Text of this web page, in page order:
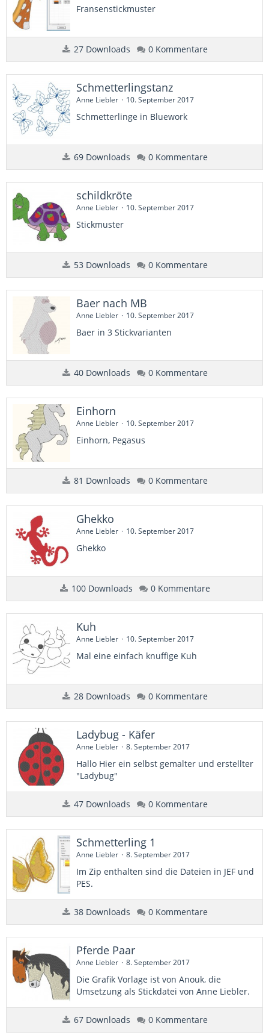
Fransenstickmuster
27 Downloads 0 Kommentare
Schmetterlingstanz
Anne Liebler 10. September 2017
Schmetterlinge in Bluework
69 Downloads 0 Kommentare
schildkröte
Anne Liebler 10. September 2017
Stickmuster
53 Downloads 0 Kommentare
Baer nach MB
Anne Liebler 10. September 2017
Baer in 3 Stickvarianten
40 Downloads 0 Kommentare
Einhorn
Anne Liebler 10. September 2017
Einhorn, Pegasus
81 Downloads 0 Kommentare
Ghekko
Anne Liebler 10. September 2017
Ghekko
100 Downloads 0 Kommentare
Kuh
Anne Liebler 10. September 2017
​Mal eine einfach knuffige Kuh
28 Downloads 0 Kommentare
Ladybug - Käfer
Anne Liebler 8. September 2017
Hallo Hier ein selbst gemalter und erstellter
"Ladybug"
47 Downloads 0 Kommentare
Schmetterling 1
Anne Liebler 8. September 2017
Im Zip enthalten sind die Dateien in JEF und
PES.
38 Downloads 0 Kommentare
Pferde Paar
Anne Liebler 8. September 2017
​Die Grafik Vorlage ist von Anouk, die
Umsetzung als Stickdatei von Anne Liebler.
67 Downloads 0 Kommentare